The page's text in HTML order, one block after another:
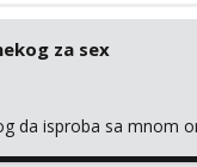
za sex
da isproba sa mnom